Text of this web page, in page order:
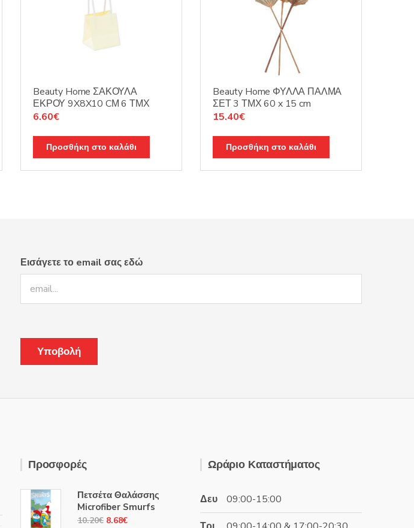
Beauty Home ΣΑΚΟΥΛΑ
ΕΚΡΟΥ 9X8X10 CΜ 6 ΤΜΧ
6.60€
Προσθήκη στο καλάθι
Beauty Home ΦΥΛΛΑ ΠΑΛΜΑ
ΣΕΤ 3 ΤΜΧ 60 x 15 cm
15.40€
Προσθήκη στο καλάθι
Εισάγετε το email σας εδώ
Προσφορές
Πετσέτα Θαλάσσης
Microfiber Smurfs
10.20€ Original
8.68€Η
Ωράριο Καταστήματος
Δευ 09:00-15:00